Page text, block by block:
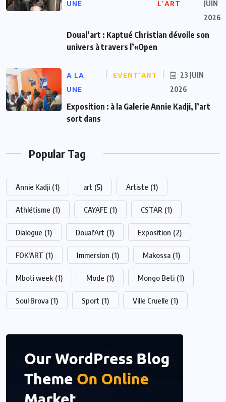
UNE
L’ART
JUIN
2026
Doual’art : Kaptué Christian dévoile son
univers à travers l’«Open
A LA
UNE
EVENT’ART
23 JUIN
2026
Exposition : à la Galerie Annie Kadji, l’art
sort dans
Popular Tag
Annie Kadji (1) art (5) Artiste (1)
Athlétisme (1) CAYAFE (1) CSTAR (1)
Dialogue (1) Doual'Art (1) Exposition (2)
FOK'ART (1) Immersion (1) Makossa (1)
Mboti week (1) Mode (1) Mongo Beti (1)
Soul Brova (1) Sport (1) Ville Cruelle (1)